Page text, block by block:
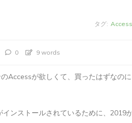
タグ: Access
0 9 words
Accessが欲しくて、買ったはずなの
ンストールされているために、2019